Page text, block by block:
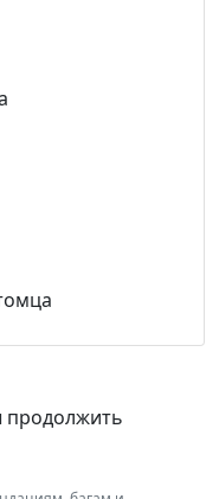
продолжить